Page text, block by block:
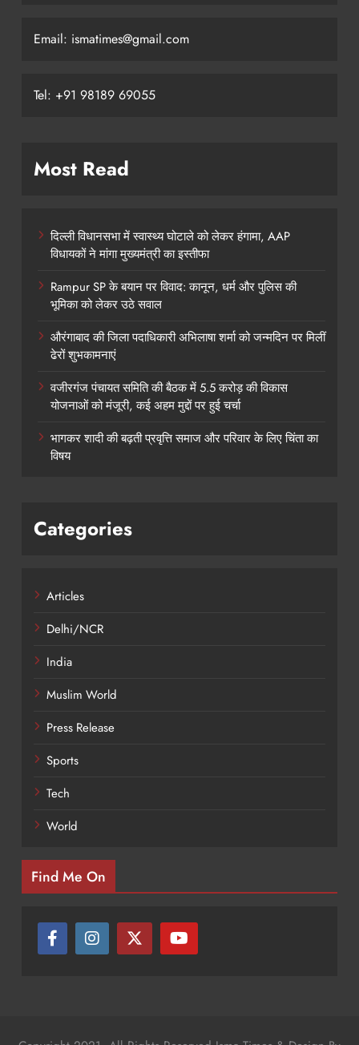
Email: ismatimes@gmail.com
Tel: +91 98189 69055
Most Read
दिल्ली विधानसभा में स्वास्थ्य घोटाले को लेकर हंगामा, AAP
विधायकों ने मांगा मुख्यमंत्री का इस्तीफा
Rampur SP के बयान पर विवाद: कानून, धर्म और पुलिस की
भूमिका को लेकर उठे सवाल
औरंगाबाद की जिला पदाधिकारी अभिलाषा शर्मा को जन्मदिन पर मिलीं
ढेरों शुभकामनाएं
वजीरगंज पंचायत समिति की बैठक में 5.5 करोड़ की विकास
योजनाओं को मंजूरी, कई अहम मुद्दों पर हुई चर्चा
भागकर शादी की बढ़ती प्रवृत्ति समाज और परिवार के लिए चिंता का
विषय
Categories
Articles
Delhi/NCR
India
Muslim World
Press Release
Sports
Tech
World
Find Me On